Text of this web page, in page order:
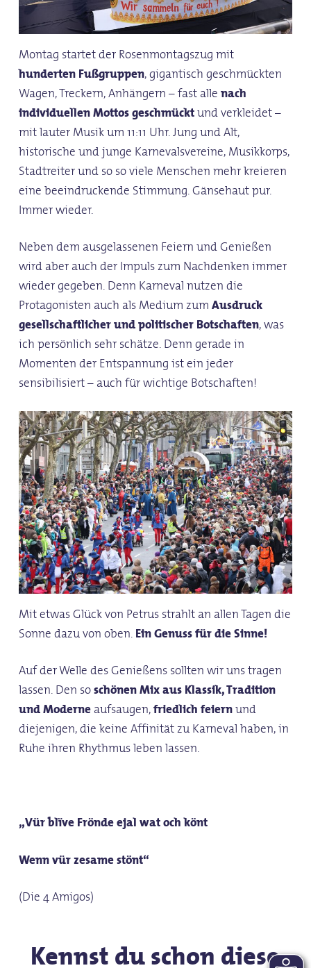
Montag startet der Rosenmontagszug mit
hunderten Fußgruppen, gigantisch geschmückten
Wagen, Treckern, Anhängern – fast allenach
individuellen Mottos geschmücktund verkleidet –
mit lauter Musik um 11:11 Uhr. Jung und Alt,
historische und junge Karnevalsvereine, Musikkorps,
Stadtreiter und so so viele Menschen mehr kreieren
eine beeindruckende Stimmung. Gänsehaut pur.
Immer wieder.
Neben dem ausgelassenen Feiern und Genießen
wird aber auch der Impuls zum Nachdenken immer
wieder gegeben. Denn Karneval nutzen die
Protagonisten auch als Medium zumAusdruck
gesellschaftlicher und politischer Botschaften, was
ich persönlich sehr schätze. Denn gerade in
Momenten der Entspannung ist ein jeder
sensibilisiert – auch für wichtige Botschaften!
Mit etwas Glück von Petrus strahlt an allen Tagen die
Sonne dazu von oben.Ein Genuss für die Sinne!
Auf der Welle des Genießens sollten wir uns tragen
lassen. Den soschönen Mix aus Klassik, Tradition
und Moderneaufsaugen,friedlich feiernund
diejenigen, die keine Affinität zu Karneval haben, in
Ruhe ihren Rhythmus leben lassen.
„Vür blïve Frönde ejal wat och könt
Wenn vür zesame stönt“
(Die 4 Amigos)
Kennst du schon diese